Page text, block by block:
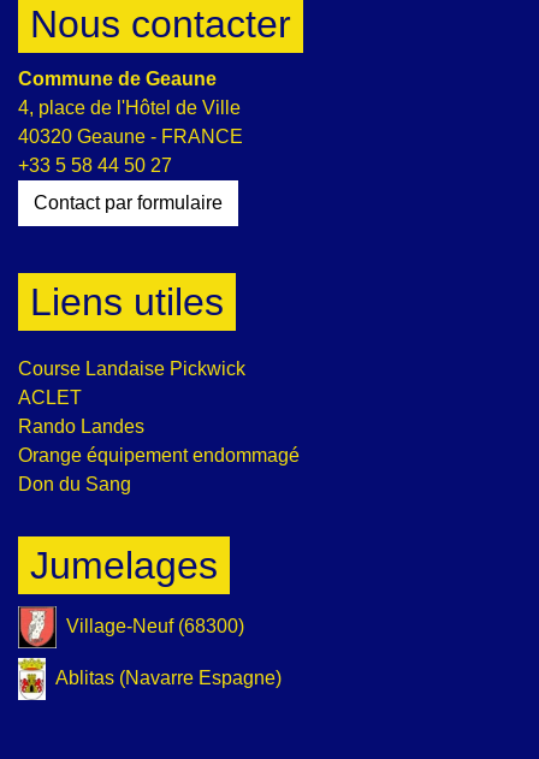
Nous contacter
Commune de Geaune
4, place de l'Hôtel de Ville
40320 Geaune - FRANCE
+33 5 58 44 50 27
Contact par formulaire
Liens utiles
Course Landaise Pickwick
ACLET
Rando Landes
Orange équipement endommagé
Don du Sang
Jumelages
Village-Neuf (68300)
Ablitas (Navarre Espagne)